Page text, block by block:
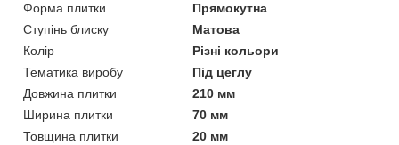
Форма плитки
Прямокутна
Ступінь блиску
Матова
Колір
Різні кольори
Тематика виробу
Під цеглу
Довжина плитки
210 мм
Ширина плитки
70 мм
Товщина плитки
20 мм